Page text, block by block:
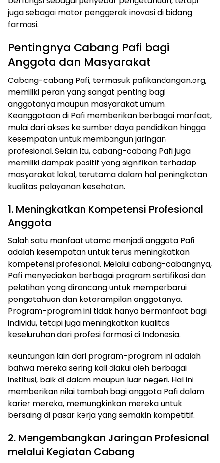
juga sebagai motor penggerak inovasi di bidang
farmasi.
Pentingnya Cabang Pafi bagi
Anggota dan Masyarakat
Cabang-cabang Pafi, termasuk pafikandangan.org,
memiliki peran yang sangat penting bagi
anggotanya maupun masyarakat umum.
Keanggotaan di Pafi memberikan berbagai manfaat,
mulai dari akses ke sumber daya pendidikan hingga
kesempatan untuk membangun jaringan
profesional. Selain itu, cabang-cabang Pafi juga
memiliki dampak positif yang signifikan terhadap
masyarakat lokal, terutama dalam hal peningkatan
kualitas pelayanan kesehatan.
1. Meningkatkan Kompetensi Profesional
Anggota
Salah satu manfaat utama menjadi anggota Pafi
adalah kesempatan untuk terus meningkatkan
kompetensi profesional. Melalui cabang-cabangnya,
Pafi menyediakan berbagai program sertifikasi dan
pelatihan yang dirancang untuk memperbarui
pengetahuan dan keterampilan anggotanya.
Program-program ini tidak hanya bermanfaat bagi
individu, tetapi juga meningkatkan kualitas
keseluruhan dari profesi farmasi di Indonesia.
Keuntungan lain dari program-program ini adalah
bahwa mereka sering kali diakui oleh berbagai
institusi, baik di dalam maupun luar negeri. Hal ini
memberikan nilai tambah bagi anggota Pafi dalam
karier mereka, memungkinkan mereka untuk
bersaing di pasar kerja yang semakin kompetitif.
2. Mengembangkan Jaringan Profesional
melalui Kegiatan Cabang